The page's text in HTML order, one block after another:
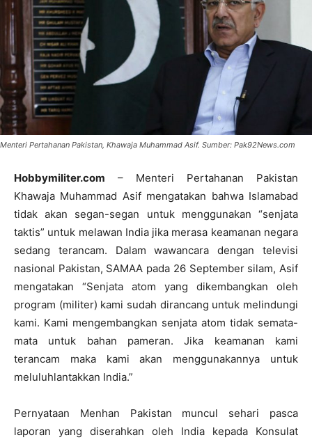
Menteri Pertahanan Pakistan, Khawaja Muhammad Asif. Sumber: Pak92News.com
Hobbymiliter.com – Menteri Pertahanan Pakistan
Khawaja Muhammad Asif mengatakan bahwa Islamabad
tidak akan segan-segan untuk menggunakan “senjata
taktis” untuk melawan India jika merasa keamanan negara
sedang terancam. Dalam wawancara dengan televisi
nasional Pakistan, SAMAA pada 26 September silam, Asif
mengatakan “Senjata atom yang dikembangkan oleh
program (militer) kami sudah dirancang untuk melindungi
kami. Kami mengembangkan senjata atom tidak semata-
mata untuk bahan pameran. Jika keamanan kami
terancam maka kami akan menggunakannya untuk
meluluhlantakkan India.”
Pernyataan Menhan Pakistan muncul sehari pasca
laporan yang diserahkan oleh India kepada Konsulat